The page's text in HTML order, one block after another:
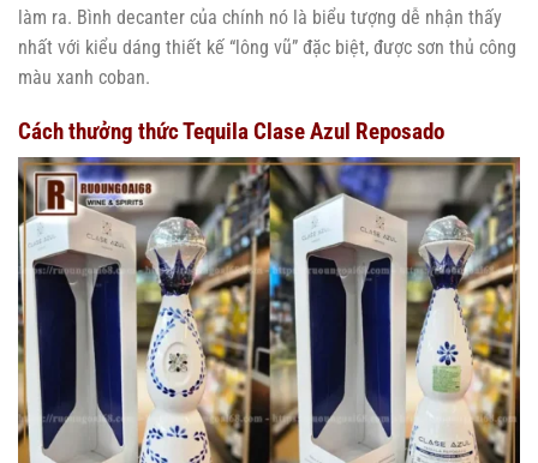
làm ra. Bình decanter của chính nó là biểu tượng dễ nhận thấy
nhất với kiểu dáng thiết kế “lông vũ” đặc biệt, được sơn thủ công
màu xanh coban.
Cách thưởng thức Tequila Clase Azul Reposado